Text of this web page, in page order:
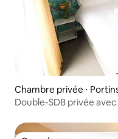
Chambre privée ⋅
Double-SDB privée